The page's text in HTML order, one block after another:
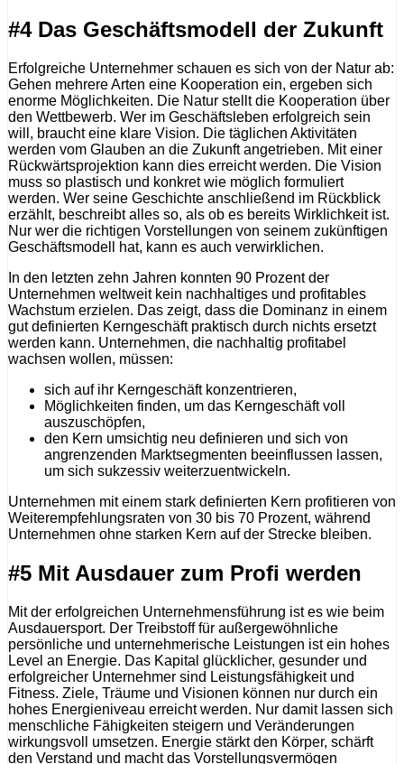
#4 Das Geschäftsmodell der Zukunft
Erfolgreiche Unternehmer schauen es sich von der Natur ab:
Gehen mehrere Arten eine Kooperation ein, ergeben sich
enorme Möglichkeiten. Die Natur stellt die Kooperation über
den Wettbewerb. Wer im Geschäftsleben erfolgreich sein
will, braucht eine klare Vision. Die täglichen Aktivitäten
werden vom Glauben an die Zukunft angetrieben. Mit einer
Rückwärtsprojektion kann dies erreicht werden. Die Vision
muss so plastisch und konkret wie möglich formuliert
werden. Wer seine Geschichte anschließend im Rückblick
erzählt, beschreibt alles so, als ob es bereits Wirklichkeit ist.
Nur wer die richtigen Vorstellungen von seinem zukünftigen
Geschäftsmodell hat, kann es auch verwirklichen.
In den letzten zehn Jahren konnten 90 Prozent der
Unternehmen weltweit kein nachhaltiges und profitables
Wachstum erzielen. Das zeigt, dass die Dominanz in einem
gut definierten Kerngeschäft praktisch durch nichts ersetzt
werden kann. Unternehmen, die nachhaltig profitabel
wachsen wollen, müssen:
sich auf ihr Kerngeschäft konzentrieren,
Möglichkeiten finden, um das Kerngeschäft voll
auszuschöpfen,
den Kern umsichtig neu definieren und sich von
angrenzenden Marktsegmenten beeinflussen lassen,
um sich sukzessiv weiterzuentwickeln.
Unternehmen mit einem stark definierten Kern profitieren von
Weiterempfehlungsraten von 30 bis 70 Prozent, während
Unternehmen ohne starken Kern auf der Strecke bleiben.
#5 Mit Ausdauer zum Profi werden
Mit der erfolgreichen Unternehmensführung ist es wie beim
Ausdauersport. Der Treibstoff für außergewöhnliche
persönliche und unternehmerische Leistungen ist ein hohes
Level an Energie. Das Kapital glücklicher, gesunder und
erfolgreicher Unternehmer sind Leistungsfähigkeit und
Fitness. Ziele, Träume und Visionen können nur durch ein
hohes Energieniveau erreicht werden. Nur damit lassen sich
menschliche Fähigkeiten steigern und Veränderungen
wirkungsvoll umsetzen. Energie stärkt den Körper, schärft
den Verstand und macht das Vorstellungsvermögen